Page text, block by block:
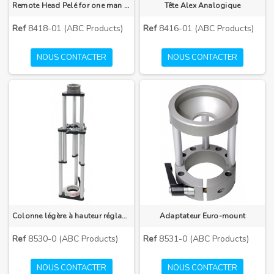
Remote Head Pelé for one man control
Ref8418-01 (ABC Products)
NOUS CONTACTER
Tête Alex Analogique
Ref8416-01 (ABC Products)
NOUS CONTACTER
Colonne légère à hauteur réglable
Ref8530-0 (ABC Products)
NOUS CONTACTER
Adaptateur Euro-mount
Ref8531-0 (ABC Products)
NOUS CONTACTER